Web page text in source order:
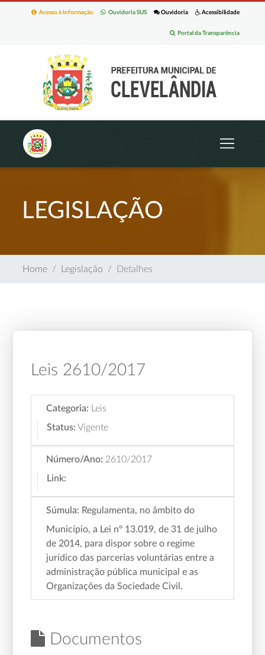
Acessibilidade
Ouvidoria
Ouvidoria SUS
Acesso à Informação
Portal da Transparência
LEGISLAÇÃO
Home Legislação Detalhes
Leis 2610/2017
Categoria:
Leis
Status: Vigente
Número/Ano: 2610/2017
Link:
Súmula: Regulamenta, no âmbito do
Município, a Lei nº 13.019, de 31 de julho
de 2014, para dispor sobre o regime
jurídico das parcerias voluntárias entre a
administração pública municipal e as
Organizações da Sociedade Civil.
Documentos